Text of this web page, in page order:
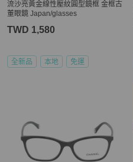
流沙亮黃金線性壓紋圓型鏡框 金框古
董眼鏡 Japan/glasses
TWD 1,580
全新品 本地 免運